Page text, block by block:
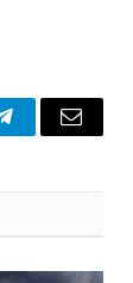
Telegrama
E-